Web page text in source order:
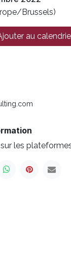
Brussels)
au
les